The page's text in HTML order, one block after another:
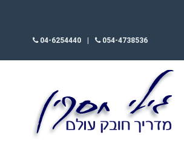
054-4738536
04-6254440